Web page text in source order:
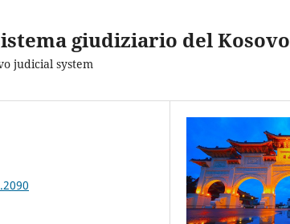
giudiziario del Kosovo
judicial system